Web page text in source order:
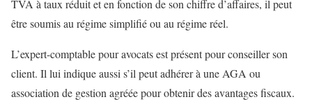
TVA à taux réduit et en fonction de son chiffre d’affaires, il peut
être soumis au régime simplifié ou au régime réel.
L’expert-comptable pour avocats est présent pour conseiller son
client. Il lui indique aussi s’il peut adhérer à une AGA ou
association de gestion agréée pour obtenir des avantages fiscaux.